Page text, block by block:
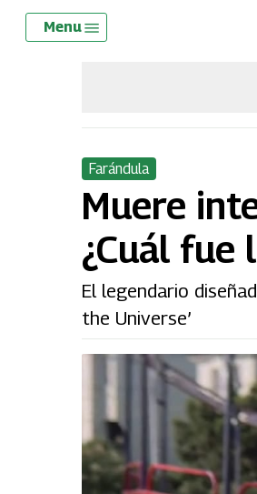
Skip
Menu
Farándula
Muere
¿Cuál fue
El legendario
the Universe’
Menu